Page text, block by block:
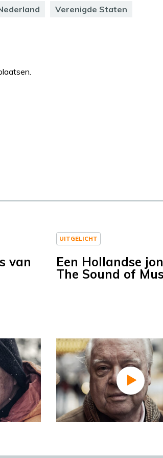
Verenigde Staten
van
UITGELICHT
Een Hollandse
The Sound of